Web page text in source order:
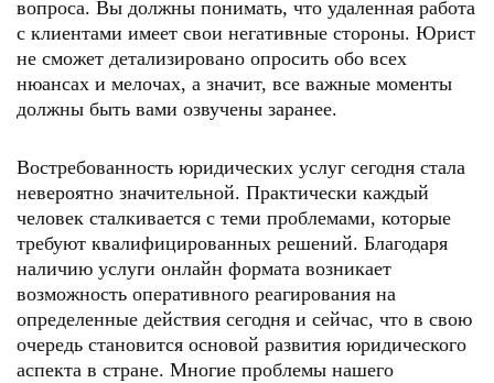
вопроса. Вы должны понимать, что удаленная работа
с клиентами имеет свои негативные стороны. Юрист
не сможет детализировано опросить обо всех
нюансах и мелочах, а значит, все важные моменты
должны быть вами озвучены заранее.
Востребованность юридических услуг сегодня стала
невероятно значительной. Практически каждый
человек сталкивается с теми проблемами, которые
требуют квалифицированных решений. Благодаря
наличию услуги онлайн формата возникает
возможность оперативного реагирования на
определенные действия сегодня и сейчас, что в свою
очередь становится основой развития юридического
аспекта в стране. Многие проблемы нашего